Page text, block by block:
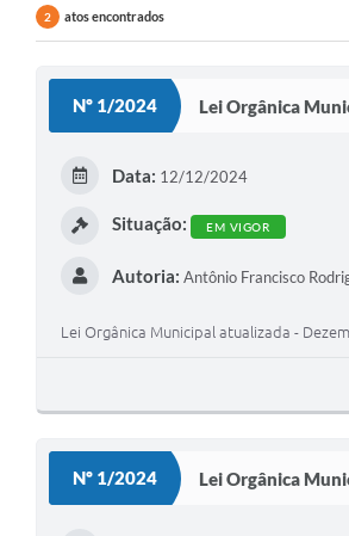
2 atos encontrados
Nº 1/2024 Lei Orgânica
Data: 12/12/2024
Situação: EM VIGOR
Autoria: Antônio Francisco
Lei Orgânica Municipal atualizada -
Nº 1/2024 Lei Orgânica